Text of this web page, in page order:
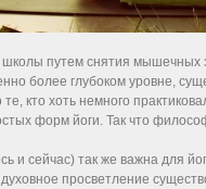
путем снятия
более глубоком уровне,
кто хоть немного
форм йоги. Так что
и сейчас) так же важна для
просветление